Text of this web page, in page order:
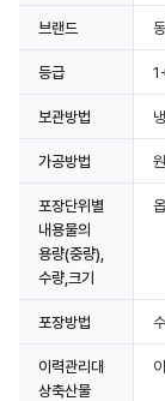
브랜드
등급
보관방법
가공방법
포장단위별
내용물의
용량(중량),
수량,크기
포장방법
이력관리대
상축산물